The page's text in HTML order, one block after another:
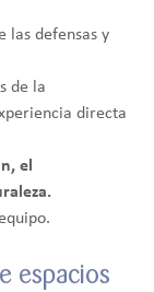
las defensas y
de la
directa
el
espacios